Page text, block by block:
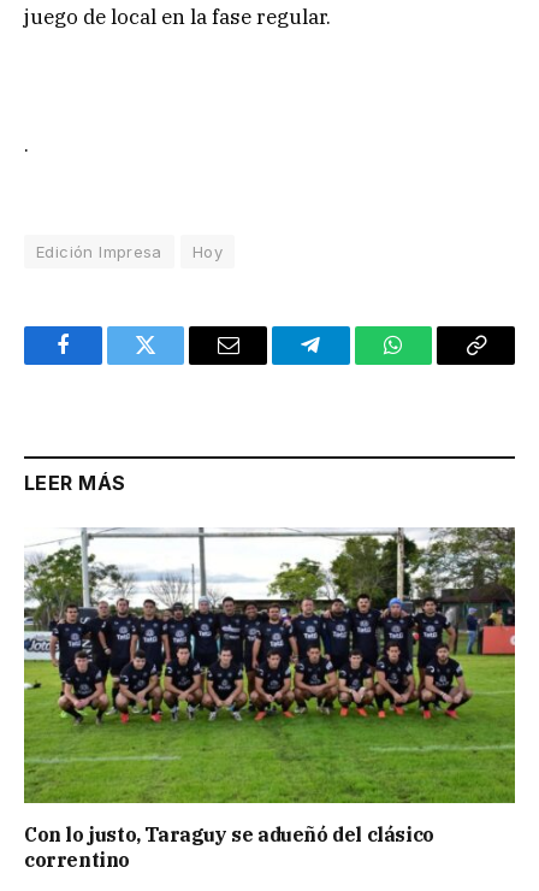
juego de local en la fase regular.
.
Edición Impresa Hoy
FacebookTwitter Email TelegramWhatsAppCopy
LEER MÁS
Con lo justo, Taraguy se adueñó del clásico
correntino